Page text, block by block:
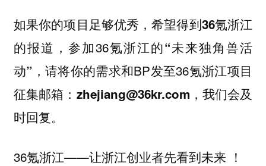
如果你的项目足够优秀，希望得到36氪浙江
的报道 ，参加36氪浙江的“未来独角兽活
动” ，请将你的需求和BP发至36氪浙江项目
征集邮箱： zhejiang@36kr.com ，我们会及
时回复。
36氪浙江——让浙江创业者先看到未来 ！